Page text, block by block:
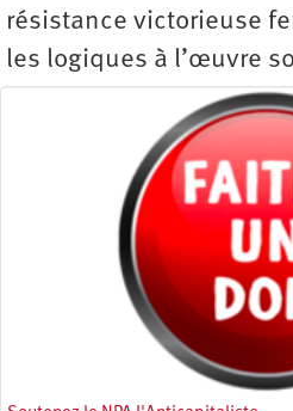
résistance victorieuse
les logiques à l’œuvre